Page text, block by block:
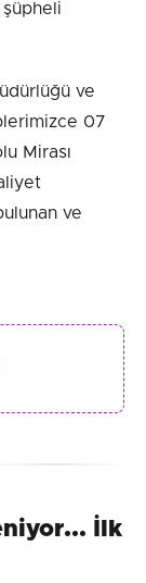
şüpheli
ve
07
Mirası
ve
İlk